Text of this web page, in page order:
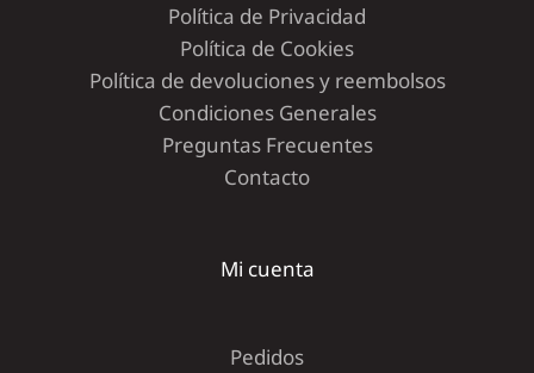
Política de Privacidad
Política de Cookies
Política de devoluciones y reembolsos
Condiciones Generales
Preguntas Frecuentes
Contacto
Mi cuenta
Pedidos